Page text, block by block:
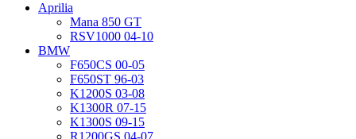
Aprilia
Mana 850 GT
RSV1000 04-10
BMW
F650CS 00-05
F650ST 96-03
K1200S 03-08
K1300R 07-15
K1300S 09-15